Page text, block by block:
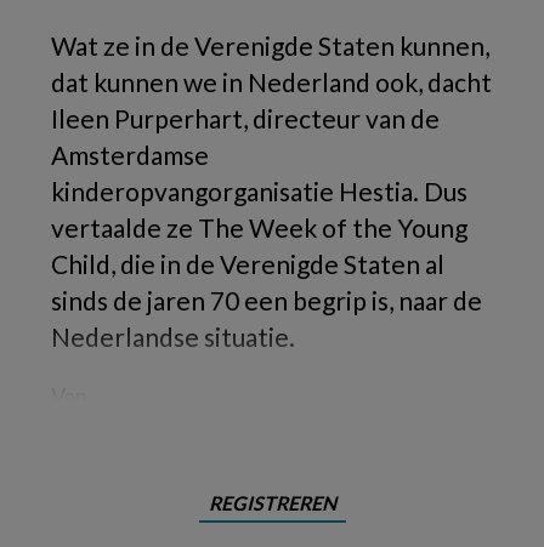
Wat ze in de Verenigde Staten kunnen,
dat kunnen we in Nederland ook, dacht
Ileen Purperhart, directeur van de
Amsterdamse
kinderopvangorganisatie Hestia. Dus
vertaalde ze The Week of the Young
Child, die in de Verenigde Staten al
sinds de jaren 70 een begrip is, naar de
Nederlandse situatie.
REGISTREREN